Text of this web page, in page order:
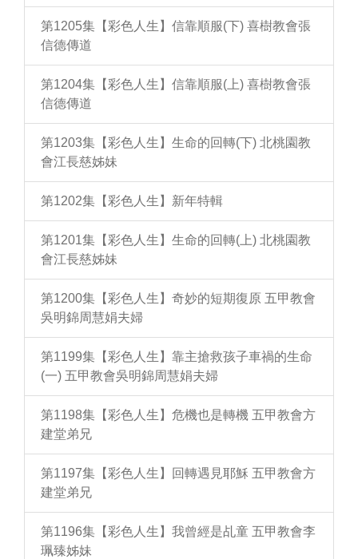
第1205集【彩色人生】信靠順服(下) 喜樹教會張
信德傳道
第1204集【彩色人生】信靠順服(上) 喜樹教會張
信德傳道
第1203集【彩色人生】生命的回轉(下) 北桃園教
會江長慈姊妹
第1202集【彩色人生】新年特輯
第1201集【彩色人生】生命的回轉(上) 北桃園教
會江長慈姊妹
第1200集【彩色人生】奇妙的短期復原 五甲教會
吳明錦周慧娟夫婦
第1199集【彩色人生】靠主搶救孩子車禍的生命
(一) 五甲教會吳明錦周慧娟夫婦
第1198集【彩色人生】危機也是轉機 五甲教會方
建堂弟兄
第1197集【彩色人生】回轉遇見耶穌 五甲教會方
建堂弟兄
第1196集【彩色人生】我曾經是乩童 五甲教會李
珮臻姊妹